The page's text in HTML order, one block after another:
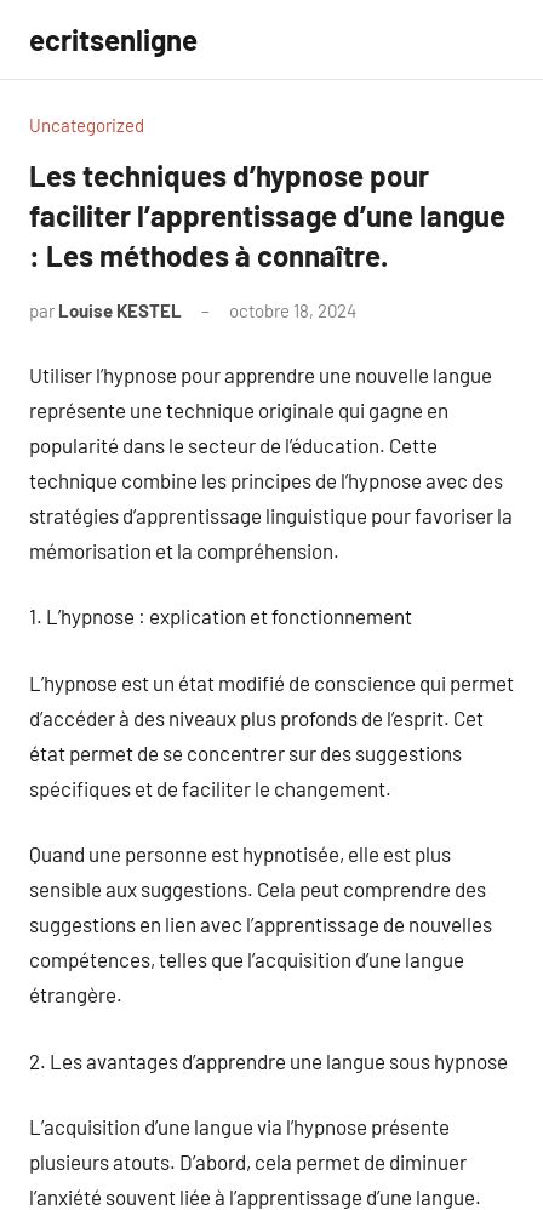
contenu
ecritsenligne
Uncategorized
Les techniques d’hypnose pour
faciliter l’apprentissage d’une langue
: Les méthodes à connaître.
par Louise KESTEL octobre 18, 2024
Utiliser l’hypnose pour apprendre une nouvelle langue
représente une technique originale qui gagne en
popularité dans le secteur de l’éducation. Cette
technique combine les principes de l’hypnose avec des
stratégies d’apprentissage linguistique pour favoriser la
mémorisation et la compréhension.
1. L’hypnose : explication et fonctionnement
L’hypnose est un état modifié de conscience qui permet
d’accéder à des niveaux plus profonds de l’esprit. Cet
état permet de se concentrer sur des suggestions
spécifiques et de faciliter le changement.
Quand une personne est hypnotisée, elle est plus
sensible aux suggestions. Cela peut comprendre des
suggestions en lien avec l’apprentissage de nouvelles
compétences, telles que l’acquisition d’une langue
étrangère.
2. Les avantages d’apprendre une langue sous hypnose
L’acquisition d’une langue via l’hypnose présente
plusieurs atouts. D’abord, cela permet de diminuer
l’anxiété souvent liée à l’apprentissage d’une langue.